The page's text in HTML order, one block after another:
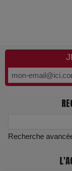
Recherche